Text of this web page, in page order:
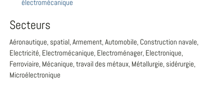
électromécanique
Secteurs
Aéronautique, spatial, Armement, Automobile, Construction navale,
Electricité, Electromécanique, Electroménager, Electronique,
Ferroviaire, Mécanique, travail des métaux, Métallurgie, sidérurgie,
Microélectronique